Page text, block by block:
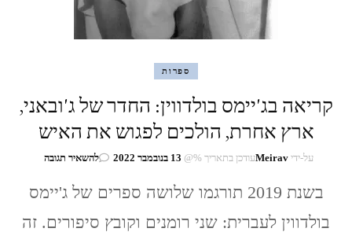
ספרות
קריאה בג'יימס בולדווין: החדר של ג'ובאני,
ארץ אחרת, הולכים לפגוש את האיש
על-ידיMeiravעודכן בתאריך %@ 13 בנובמבר 2022 להשאיר תגובהבנושא
בג'יימס
החדר
בשנת 2019 תורגמו שלושה ספרים של ג'יימס
בולדווין לעברית: שני רומנים וקובץ סיפורים. זה